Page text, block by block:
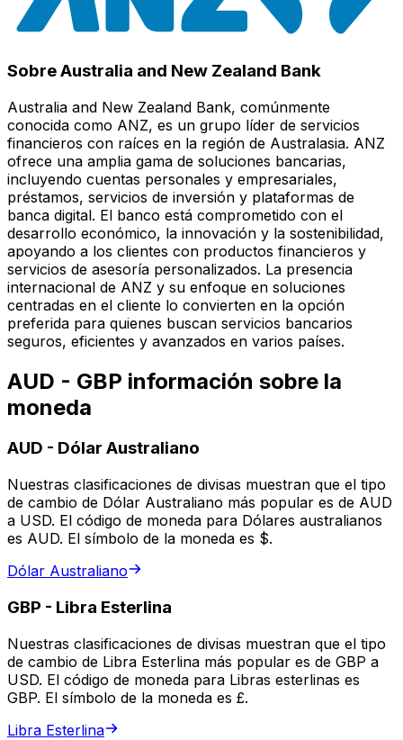
Sobre Australia and New Zealand Bank
Australia and New Zealand Bank, comúnmente
conocida como ANZ, es un grupo líder de servicios
financieros con raíces en la región de Australasia. ANZ
ofrece una amplia gama de soluciones bancarias,
incluyendo cuentas personales y empresariales,
préstamos, servicios de inversión y plataformas de
banca digital. El banco está comprometido con el
desarrollo económico, la innovación y la sostenibilidad,
apoyando a los clientes con productos financieros y
servicios de asesoría personalizados. La presencia
internacional de ANZ y su enfoque en soluciones
centradas en el cliente lo convierten en la opción
preferida para quienes buscan servicios bancarios
seguros, eficientes y avanzados en varios países.
AUD - GBP información sobre la
moneda
AUD - Dólar Australiano
Nuestras clasificaciones de divisas muestran que el tipo
de cambio de Dólar Australiano más popular es de AUD
a USD. El código de moneda para Dólares australianos
es AUD. El símbolo de la moneda es $.
Dólar Australiano
GBP - Libra Esterlina
Nuestras clasificaciones de divisas muestran que el tipo
de cambio de Libra Esterlina más popular es de GBP a
USD. El código de moneda para Libras esterlinas es
GBP. El símbolo de la moneda es £.
Libra Esterlina